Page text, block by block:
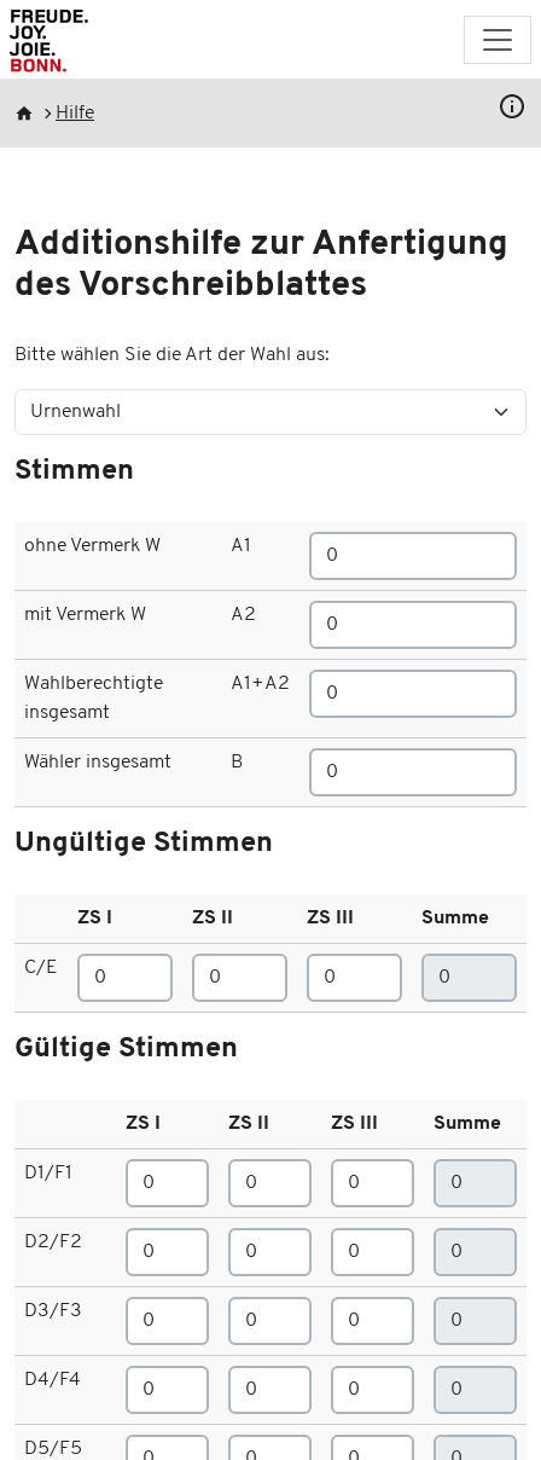
Direkt zum Inhalt
Pfadnavigation
Hilfe
Additionshilfe zur Anfertigung
des Vorschreibblattes
Bitte wählen Sie die Art der Wahl aus:
Stimmen
ohne Vermerk W A1
mit Vermerk W A2
Wahlberechtigte
insgesamt
A1+A2
Wähler insgesamt B
Ungültige Stimmen
ZS I ZS II ZS III Summe
C/E
Gültige Stimmen
ZS I ZS II ZS III Summe
D1/F1
D2/F2
D3/F3
D4/F4
D5/F5